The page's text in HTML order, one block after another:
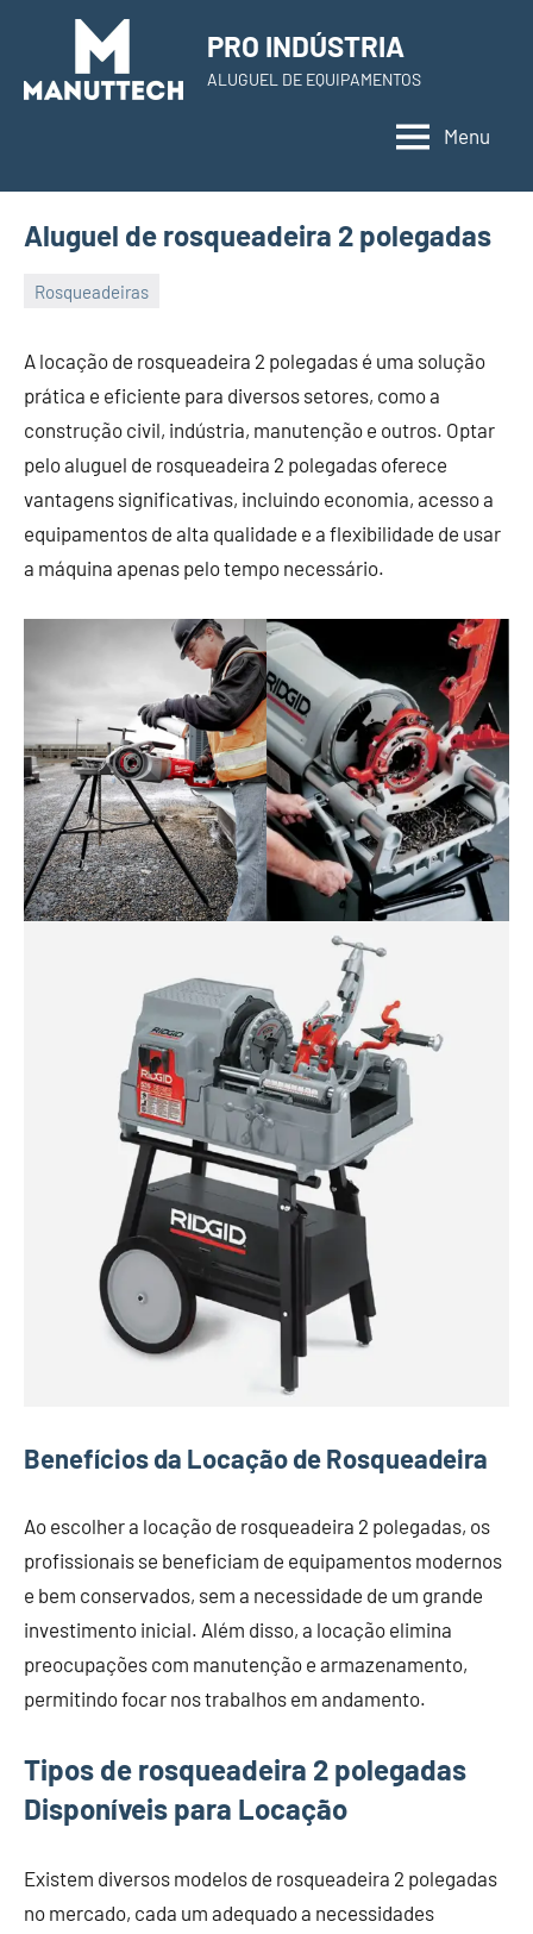
content
PRO INDÚSTRIA
ALUGUEL DE EQUIPAMENTOS
Menu
Aluguel de rosqueadeira 2 polegadas
Rosqueadeiras
November
de
2023
Administrador
A locação de rosqueadeira 2 polegadas é uma solução
prática e eficiente para diversos setores, como a
construção civil, indústria, manutenção e outros. Optar
pelo aluguel de rosqueadeira 2 polegadas oferece
vantagens significativas, incluindo economia, acesso a
equipamentos de alta qualidade e a flexibilidade de usar
a máquina apenas pelo tempo necessário.
Benefícios da Locação de Rosqueadeira
Ao escolher a locação de rosqueadeira 2 polegadas, os
profissionais se beneficiam de equipamentos modernos
e bem conservados, sem a necessidade de um grande
investimento inicial. Além disso, a locação elimina
preocupações com manutenção e armazenamento,
permitindo focar nos trabalhos em andamento.
Tipos de rosqueadeira 2 polegadas
Disponíveis para Locação
Existem diversos modelos de rosqueadeira 2 polegadas
no mercado, cada um adequado a necessidades